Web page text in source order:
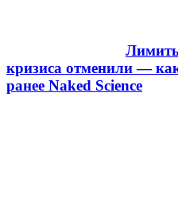
кризиса отменили —
ранее Naked Science